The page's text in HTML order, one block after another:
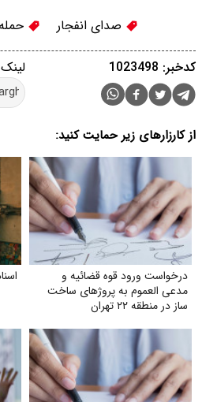
صدای انفجار
کدخبر: 1023498
از کارزارهای زیر حمایت کنید:
درخواست ورود قوه قضائیه و
مدعی العموم به پروژهای ساخت
ساز در منطقه ۲۲ تهران